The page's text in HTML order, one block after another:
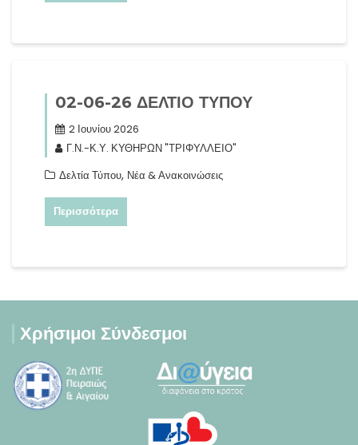
02-06-26 ΔΕΛΤΙΟ ΤΥΠΟΥ
2 Ιουνίου 2026
Γ.Ν.-Κ.Υ. ΚΥΘΗΡΩΝ "ΤΡΙΦΥΛΛΕΙΟ"
Δελτία Τύπου, Νέα & Ανακοινώσεις
Περισσότερα
Χρήσιμοι Σύνδεσμοι